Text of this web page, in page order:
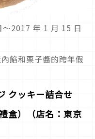
2017 年 1 月 15 日
餡和栗子醬的跨年假
クッキー詰合せ
盒）（店名：東京